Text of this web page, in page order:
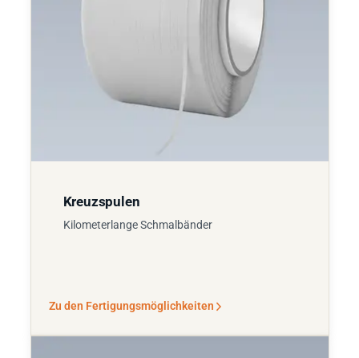
Kreuzspulen
Kilometerlange Schmalbänder
Zu den Fertigungsmöglichkeiten